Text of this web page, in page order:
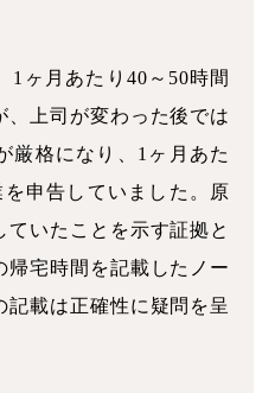
1ヶ月あたり40～50時間
上司が変わった後では
厳格になり、1ヶ月あた
申告していました。原
いたことを示す証拠と
帰宅時間を記載したノー
記載は正確性に疑問を呈